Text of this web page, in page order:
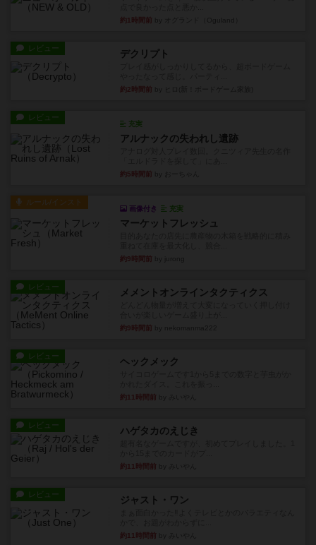
レビュー
プレイ感がしっかりしてるから、超ボードゲーム
約2時間前 by ヒロ(新！ボードゲーム家族)
レビュー
「エルドラドを探して」にあ...
約5時間前 by おーちゃん
ルール/インスト
重ねて在庫を最大化し、競合...
約9時間前 by jurong
レビュー
どんどん物量が増えて大変になっていく押し付け
約9時間前 by nekomanma222
レビュー
サイコロゲームです1から5までの数字と芋虫がか
約11時間前 by みいやん
レビュー
超有名なゲームですが、初めてプレイしました。1
約11時間前 by みいやん
レビュー
まぁ面白かった‼️よくテレビとかのバラエティなん
約11時間前 by みいやん
レビュー
ボドゲ相席会でプレイしましたひらがなが書かれ